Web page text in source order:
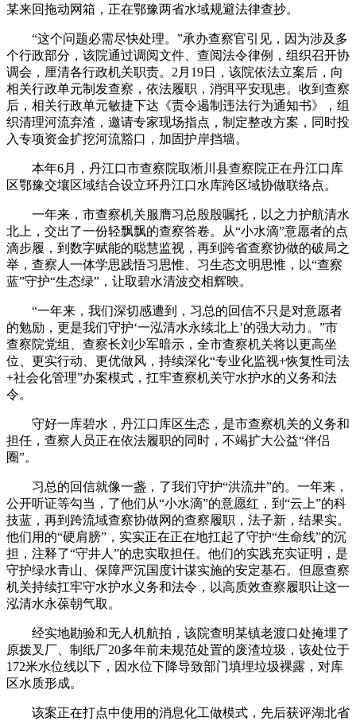
某来回拖动网箱，正在鄂豫两省水域规避法律查抄。
“这个问题必需尽快处理。”承办查察官引见，因为涉及多
个行政部分，该院通过调阅文件、查阅法令律例，组织召开协
调会，厘清各行政机关职责。2月19日，该院依法立案后，向
相关行政单元制发查察，依法履职，消弭平安现患。收到查察
后，相关行政单元敏捷下达《责令遏制违法行为通知书》，组
织清理河流弃渣，邀请专家现场指点，制定整改方案，同时投
入专项资金扩挖河流豁口，加固护岸挡墙。
本年6月，丹江口市查察院取淅川县查察院正在丹江口库
区鄂豫交壤区域结合设立环丹江口水库跨区域协做联络点。
一年来，市查察机关服膺习总殷殷嘱托，以之力护航清水
北上，交出了一份轻飘飘的查察答卷。从“小水滴”意愿者的点
滴步履，到数字赋能的聪慧监视，再到跨省查察协做的破局之
举，查察人一体学思践悟习思惟、习生态文明思惟，以“查察
蓝”守护“生态绿”，让取碧水清波交相辉映。
“一年来，我们深切感遭到，习总的回信不只是对意愿者
的勉励，更是我们守护‘一泓清水永续北上’的强大动力。”市
查察院党组、查察长刘少军暗示，全市查察机关将以更高坐
位、更实行动、更优做风，持续深化“专业化监视+恢复性司法
+社会化管理”办案模式，扛牢查察机关守水护水的义务和法
令。
守好一库碧水，丹江口库区生态，是市查察机关的义务和
担任，查察人员正在依法履职的同时，不竭扩大公益“伴侣
圈”。
习总的回信就像一盏，了我们守护“洪流井”的。一年来，
公开听证等勾当，了他们从“小水滴”的意愿红，到“云上”的科
技蓝，再到跨流域查察协做网的查察履职，法子新，结果实。
他们用的“硬肩膀”，实实正在正在地扛起了守护“生命线”的沉
担，注释了“守井人”的忠实取担任。他们的实践充实证明，是
守护绿水青山、保障严沉国度计谋实施的安定基石。但愿查察
机关持续扛牢守水护水义务和法令，以高质效查察履职让这一
泓清水永葆朝气取。
经实地勘验和无人机航拍，该院查明某镇老渡口处掩埋了
原拨叉厂、制纸厂20多年前未规范处置的废渣垃圾，该处位于
172米水位线以下，因水位下降导致部门填埋垃圾裸露，对库
区水质形成。
该案正在打点中使用的消息化工做模式，先后获评湖北省